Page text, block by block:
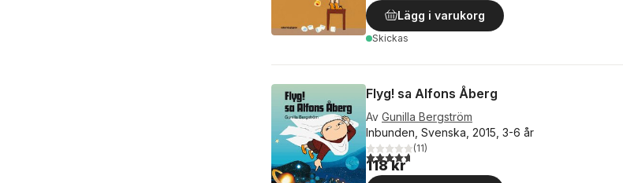
Lägg i varukorg
Skickas
Flyg! sa Alfons Åberg
Av Gunilla Bergström
Inbunden, Svenska, 2015, 3-6 år
4,7utav 5 stjärnor. Totalt antal röster:
(11)
118 kr